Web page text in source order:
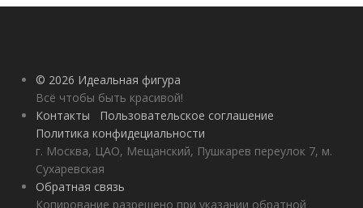
© 2026 Идеальная фигура
Всё чтобы быть красивой!
Контакты
Пользовательское соглашение
Политика конфидециальности
г. Москва, ЦАО, Мещанский, Пушкарев переулок 7, м.
Сухаревская
Обратная связь
Копирование разрешено при указании обратной